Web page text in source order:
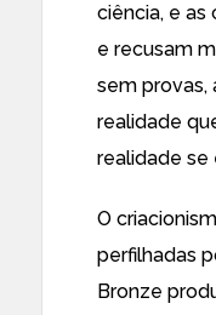
ciência, e as
e recusam
sem provas,
realidade
realidade se
O
perfilhadas
Bronze